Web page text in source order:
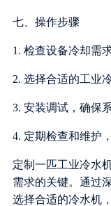
七、操作步骤
1. 检查设备冷却需
2. 选择合适的工业
3. 安装调试，确保
4. 定期检查和维护
定制一匹工业冷水
需求的关键。通过
选择合适的冷水机